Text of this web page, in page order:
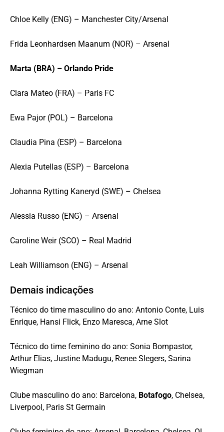
Chloe Kelly (ENG) – Manchester City/Arsenal
Frida Leonhardsen Maanum (NOR) – Arsenal
Marta (BRA) – Orlando Pride
Clara Mateo (FRA) – Paris FC
Ewa Pajor (POL) – Barcelona
Claudia Pina (ESP) – Barcelona
Alexia Putellas (ESP) – Barcelona
Johanna Rytting Kaneryd (SWE) – Chelsea
Alessia Russo (ENG) – Arsenal
Caroline Weir (SCO) – Real Madrid
Leah Williamson (ENG) – Arsenal
Demais indicações
Técnico do time masculino do ano: Antonio Conte, Luis
Enrique, Hansi Flick, Enzo Maresca, Arne Slot
Técnico do time feminino do ano: Sonia Bompastor,
Arthur Elias, Justine Madugu, Renee Slegers, Sarina
Wiegman
Clube masculino do ano: Barcelona, Botafogo, Chelsea,
Liverpool, Paris St Germain